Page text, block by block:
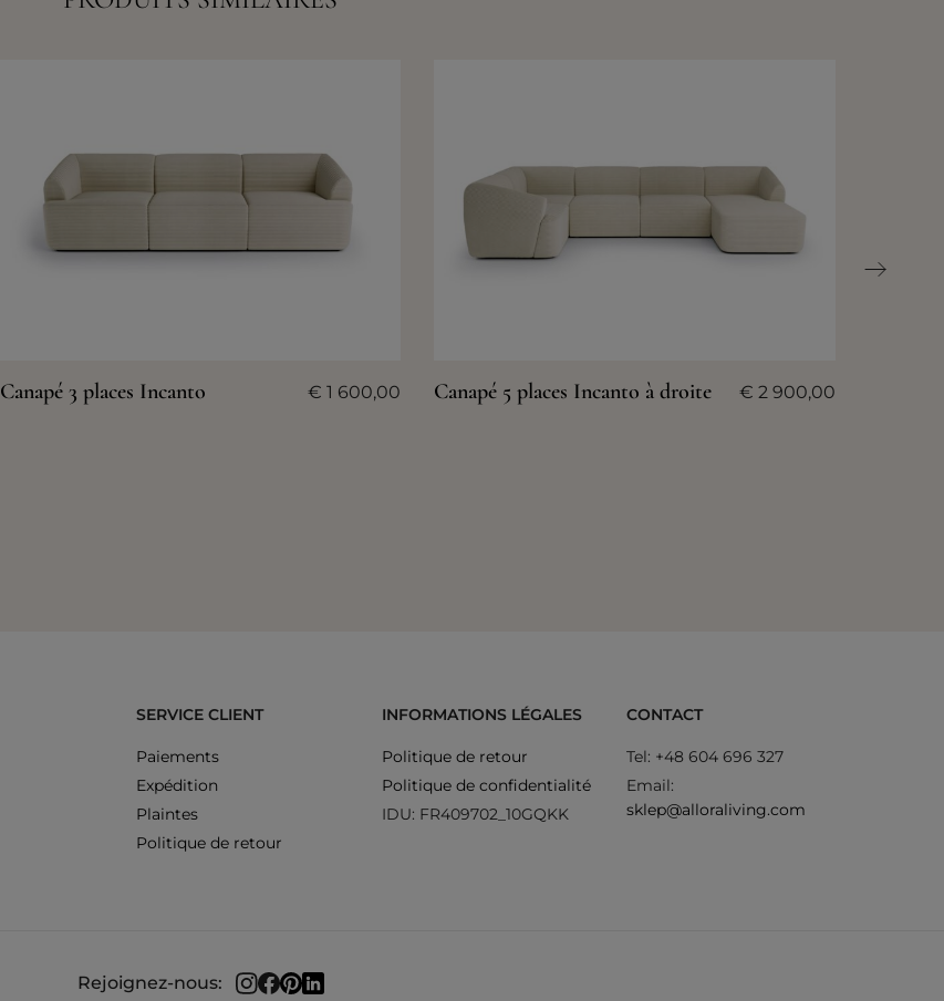
Canapé 3 places Incanto € 1 600,00 Canapé 5 places Incanto à droite € 2 900,00
SERVICE CLIENT
Paiements
Expédition
Plaintes
Politique de retour
INFORMATIONS LÉGALES
Politique de retour
Politique de confidentialité
IDU: FR409702_10GQKK
CONTACT
Tel: +48 604 696 327
Email:
sklep@alloraliving.com
Rejoignez-nous: